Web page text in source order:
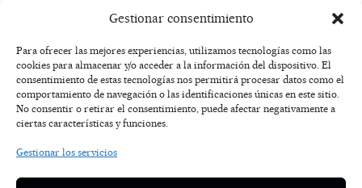
Gestionar consentimiento
Para ofrecer las mejores experiencias, utilizamos tecnologías como las
cookies para almacenar y/o acceder a la información del dispositivo. El
consentimiento de estas tecnologías nos permitirá procesar datos como el
comportamiento de navegación o las identificaciones únicas en este sitio.
No consentir o retirar el consentimiento, puede afectar negativamente a
ciertas características y funciones.
Gestionar los servicios
Taberna_Chiripa
F
a
c
e
I
n
s
t
X
-
t
w
Y
o
u
t
T
i
k
t
AVISO